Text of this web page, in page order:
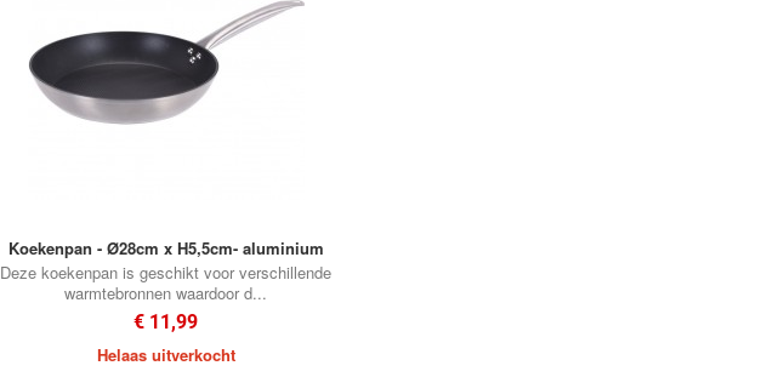
Koekenpan - Ø28cm x H5,5cm- aluminium
Deze koekenpan is geschikt voor verschillende
warmtebronnen waardoor d...
€ 11,99
Helaas uitverkocht